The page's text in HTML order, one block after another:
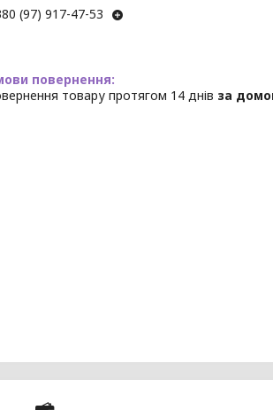
(97) 917-47-53
товару протягом 14 днів за